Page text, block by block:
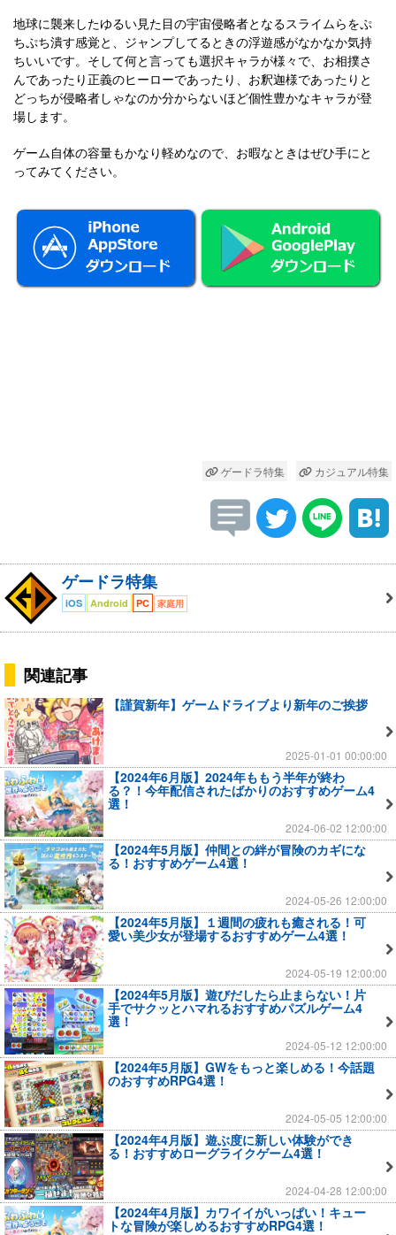
地球に襲来したゆるい見た目の宇宙侵略者となるスライムらをぷ
ちぷち潰す感覚と、ジャンプしてるときの浮遊感がなかなか気持
ちいいです。そして何と言っても選択キャラが様々で、お相撲さ
んであったり正義のヒーローであったり、お釈迦様であったりと
どっちが侵略者しゃなのか分からないほど個性豊かなキャラが登
場します。
ゲーム自体の容量もかなり軽めなので、お暇なときはぜひ手にと
ってみてください。
ゲードラ特集 カジュアル特集
ゲードラ特集
iOS Android PC 家庭用
関連記事
【謹賀新年】ゲームドライブより新年のご挨拶
2025-01-01 00:00:00
【2024年6月版】2024年ももう半年が終わ
る？！今年配信されたばかりのおすすめゲーム4
選！
2024-06-02 12:00:00
【2024年5月版】仲間との絆が冒険のカギにな
る！おすすめゲーム4選！
2024-05-26 12:00:00
【2024年5月版】１週間の疲れも癒される！可
愛い美少女が登場するおすすめゲーム4選！
2024-05-19 12:00:00
【2024年5月版】遊びだしたら止まらない！片
手でサクッとハマれるおすすめパズルゲーム4
選！
2024-05-12 12:00:00
【2024年5月版】GWをもっと楽しめる！今話題
のおすすめRPG4選！
2024-05-05 12:00:00
【2024年4月版】遊ぶ度に新しい体験ができ
る！おすすめローグライクゲーム4選！
2024-04-28 12:00:00
【2024年4月版】カワイイがいっぱい！キュー
トな冒険が楽しめるおすすめRPG4選！